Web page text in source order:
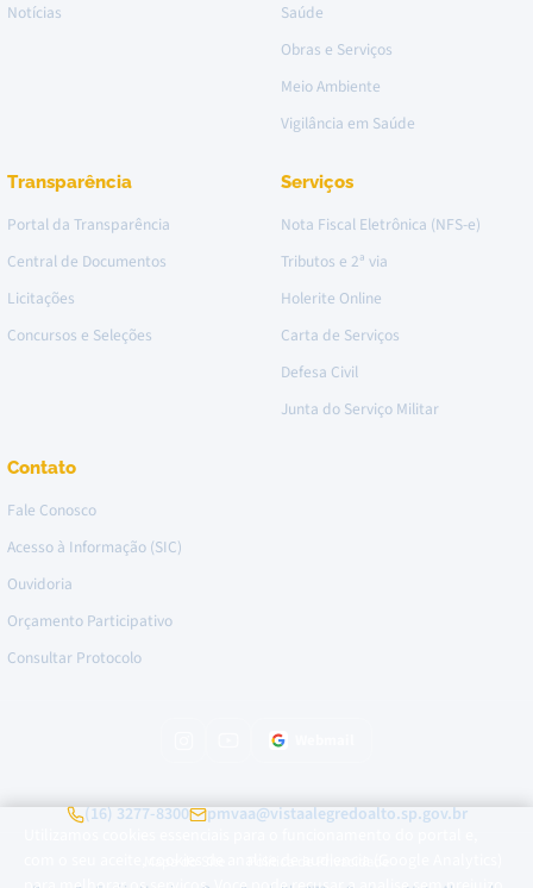
Notícias
Saúde
Obras e Serviços
Meio Ambiente
Vigilância em Saúde
Transparência
Portal da Transparência
Central de Documentos
Licitações
Concursos e Seleções
Serviços
Nota Fiscal Eletrônica (NFS-e)
Tributos e 2ª via
Holerite Online
Carta de Serviços
Defesa Civil
Junta do Serviço Militar
Contato
Fale Conosco
Acesso à Informação (SIC)
Ouvidoria
Orçamento Participativo
Consultar Protocolo
Instagram da Prefeitura
Canal no YouTube
(16) 3277-8300 pmvaa@vistaalegredoalto.sp.gov.br